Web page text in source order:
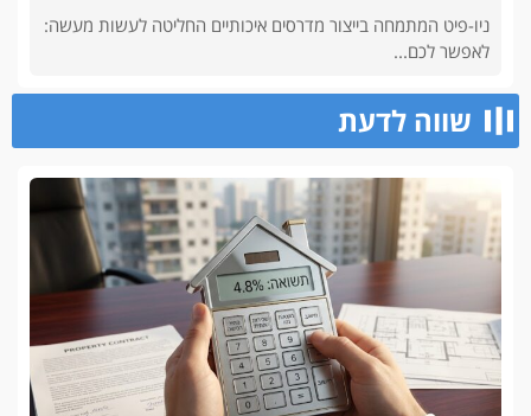
ניו-פיט המתמחה בייצור מדרסים איכותיים החליטה לעשות מעשה:
לאפשר לכם...
שווה לדעת